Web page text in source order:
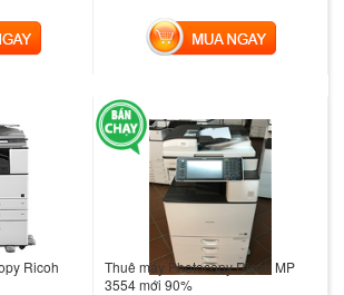
MUA NGAY
Ricoh
Thuê máy Photocopy Ricoh MP
3554 mới 90%